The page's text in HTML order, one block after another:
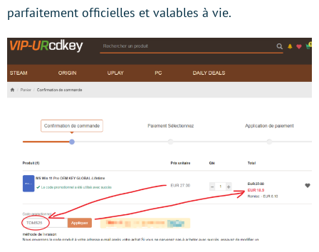
parfaitement officielles et valables à vie.